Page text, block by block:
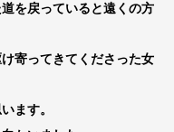
を戻っていると遠くの方
寄ってきてくださった女
ます。